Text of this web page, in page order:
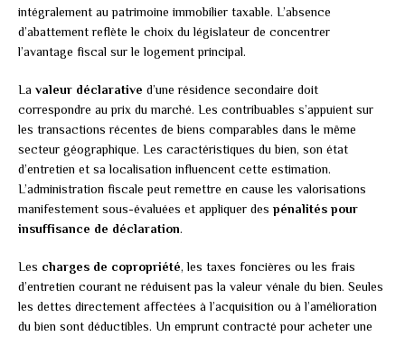
intégralement au patrimoine immobilier taxable. L’absence
d’abattement reflète le choix du législateur de concentrer
l’avantage fiscal sur le logement principal.
La valeur déclarative d’une résidence secondaire doit
correspondre au prix du marché. Les contribuables s’appuient sur
les transactions récentes de biens comparables dans le même
secteur géographique. Les caractéristiques du bien, son état
d’entretien et sa localisation influencent cette estimation.
L’administration fiscale peut remettre en cause les valorisations
manifestement sous-évaluées et appliquer des pénalités pour
insuffisance de déclaration.
Les charges de copropriété, les taxes foncières ou les frais
d’entretien courant ne réduisent pas la valeur vénale du bien. Seules
les dettes directement affectées à l’acquisition ou à l’amélioration
du bien sont déductibles. Un emprunt contracté pour acheter une